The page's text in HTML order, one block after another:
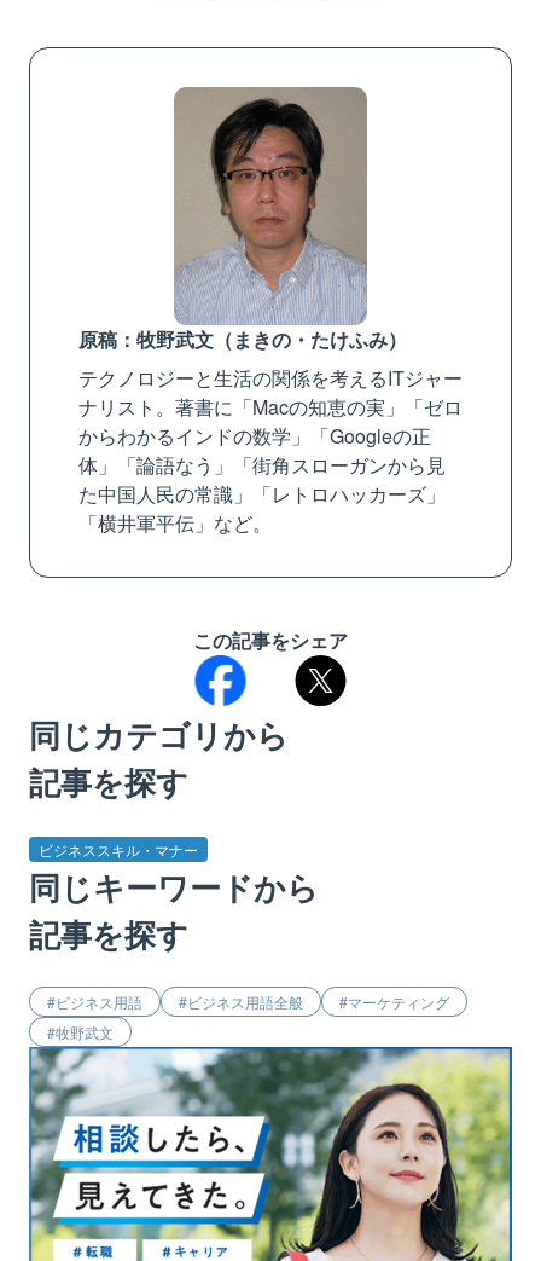
原稿：牧野武文（まきの・たけふみ）
テクノロジーと生活の関係を考えるITジャー
ナリスト。著書に「Macの知恵の実」「ゼロ
からわかるインドの数学」「Googleの正
体」「論語なう」「街角スローガンから見
た中国人民の常識」「レトロハッカーズ」
「横井軍平伝」など。
この記事をシェア
同じカテゴリから
記事を探す
ビジネススキル・マナー
同じキーワードから
記事を探す
ビジネス用語 ビジネス用語全般
マーケティング
牧野武文